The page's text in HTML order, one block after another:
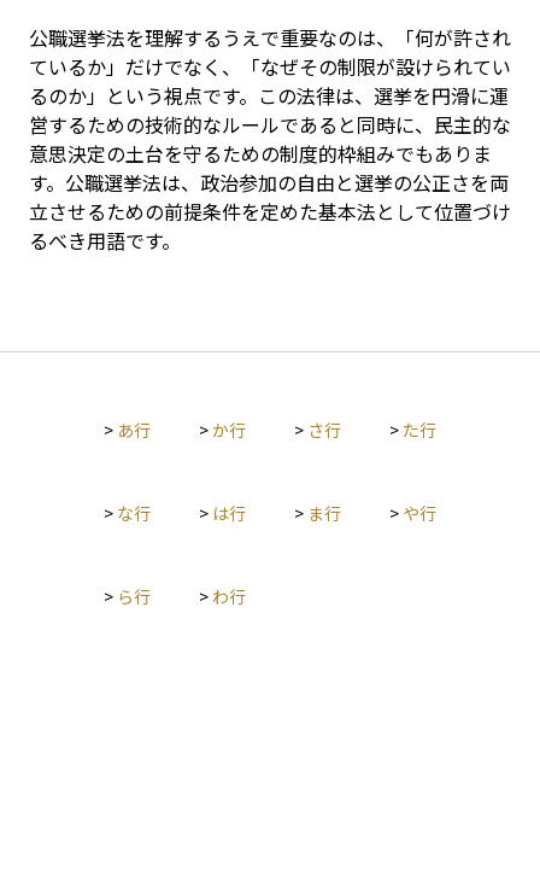
公職選挙法を理解するうえで重要なのは、「何が許され
ているか」だけでなく、「なぜその制限が設けられてい
るのか」という視点です。この法律は、選挙を円滑に運
営するための技術的なルールであると同時に、民主的な
意思決定の土台を守るための制度的枠組みでもありま
す。公職選挙法は、政治参加の自由と選挙の公正さを両
立させるための前提条件を定めた基本法として位置づけ
るべき用語です。
> あ行 >か行 > さ行 > た行
> な行 > は行 > ま行 > や行
> ら行 > わ行